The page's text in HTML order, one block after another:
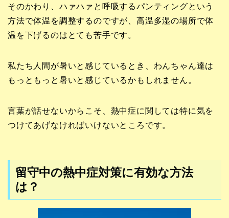
そのかわり、ハァハァと呼吸するパンティングという
方法で体温を調整するのですが、高温多湿の場所で体
温を下げるのはとても苦手です。
私たち人間が暑いと感じているとき、 わんちゃん達は
もっともっと暑いと感じているかもしれません。
言葉が話せないからこそ、熱中症に関しては特に気を
つけてあげなければいけないところです。
留守中の熱中症対策に有効な方法
は？